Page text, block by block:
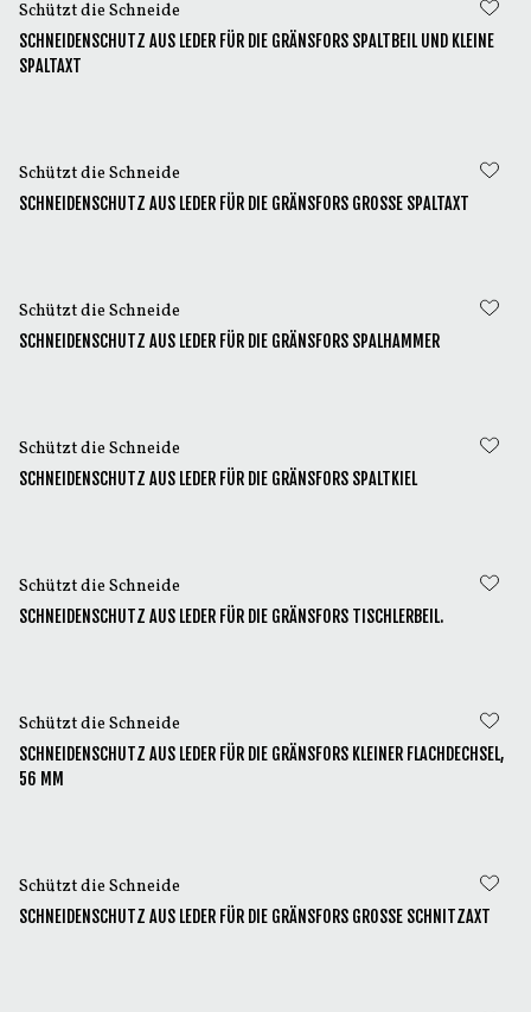
Schützt die Schneide
SCHNEIDENSCHUTZ AUS LEDER FÜR DIE GRÄNSFORS SPALTBEIL UND KLEINE
SPALTAXT
Schützt die Schneide
SCHNEIDENSCHUTZ AUS LEDER FÜR DIE GRÄNSFORS GROSSE SPALTAXT
Schützt die Schneide
SCHNEIDENSCHUTZ AUS LEDER FÜR DIE GRÄNSFORS SPALHAMMER
Schützt die Schneide
SCHNEIDENSCHUTZ AUS LEDER FÜR DIE GRÄNSFORS SPALTKIEL
Schützt die Schneide
SCHNEIDENSCHUTZ AUS LEDER FÜR DIE GRÄNSFORS TISCHLERBEIL.
Schützt die Schneide
SCHNEIDENSCHUTZ AUS LEDER FÜR DIE GRÄNSFORS KLEINER FLACHDECHSEL,
56 MM
Schützt die Schneide
SCHNEIDENSCHUTZ AUS LEDER FÜR DIE GRÄNSFORS GROSSE SCHNITZAXT